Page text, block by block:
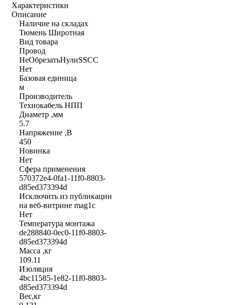
Характеристики
Описание
Наличие на складах
Тюмень Широтная
Вид товара
Провод
НеОбрезатьНулиSSCC
Нет
Базовая единица
м
Производитель
Технокабель НПП
Диаметр ,мм
5.7
Напряжение ,В
450
Новинка
Нет
Сфера применения
570372e4-0fa1-11f0-8803-
d85ed373394d
Исключить из публикации
на веб-витрине mag1c
Нет
Температура монтажа
de288840-0ec0-11f0-8803-
d85ed373394d
Масса ,кг
109.11
Изоляция
4bc11585-1e82-11f0-8803-
d85ed373394d
Вес,кг